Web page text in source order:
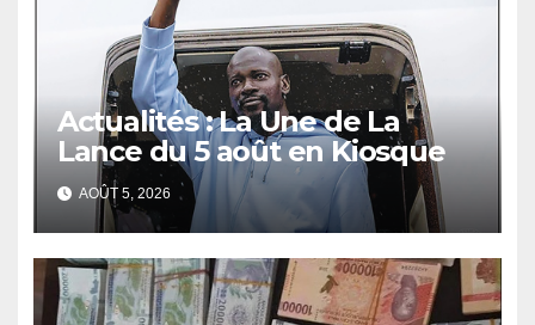
Actualités : La Une de La
Lance du 5 août en Kiosque
AOÛT 5, 2026